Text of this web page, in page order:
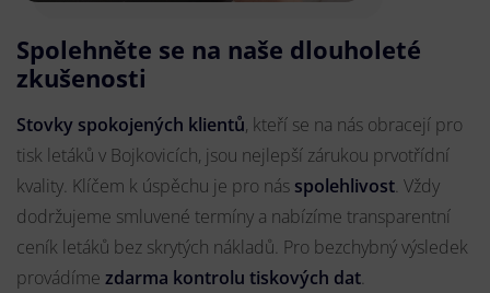
Spolehněte se na naše dlouholeté
zkušenosti
Stovky spokojených klientů, kteří se na nás obracejí pro
tisk letáků v Bojkovicích, jsou nejlepší zárukou prvotřídní
kvality. Klíčem k úspěchu je pro nás spolehlivost. Vždy
dodržujeme smluvené termíny a nabízíme transparentní
ceník letáků bez skrytých nákladů. Pro bezchybný výsledek
provádíme zdarma kontrolu tiskových dat.